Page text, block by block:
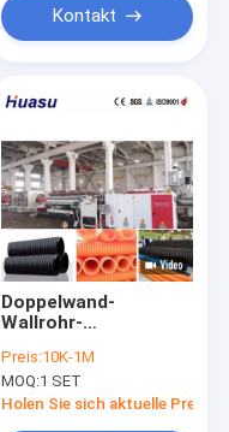
Kontakt
Doppelwand-
Wallrohr-
PLC-Steuerung und
Rohrdurchmesser
Preis:10K-1M
MOQ:1 SET
Holen Sie sich aktuelle Preis